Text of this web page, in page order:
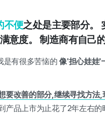
不便之处是主要部分。
意度。 制造商有自己
是有很多苦恼的 像'担心娃娃'
要改善的部分,继续寻找方法
产品上市为止花了2年左右的